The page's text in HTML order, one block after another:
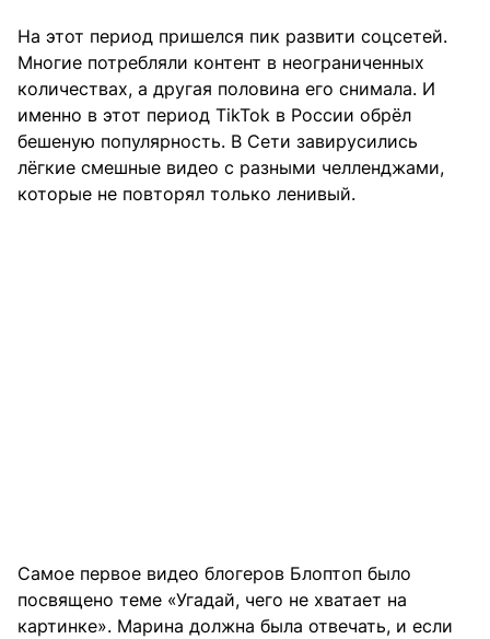
На этот период пришелся пик развити соцсетей.
Многие потребляли контент в неограниченных
количествах, а другая половина его снимала. И
именно в этот период TikTok в России обрёл
бешеную популярность. В Сети завирусились
лёгкие смешные видео с разными челленджами,
которые не повторял только ленивый.
Самое первое видео блогеров Блоптоп было
посвящено теме «Угадай, чего не хватает на
картинке». Марина должна была отвечать, и если